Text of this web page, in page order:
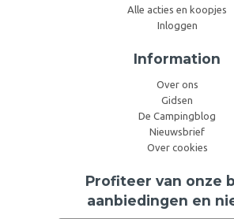
Alle acties en koopjes
Inloggen
Information
Over ons
Gidsen
De Campingblog
Nieuwsbrief
Over cookies
Profiteer van onze
aanbiedingen en